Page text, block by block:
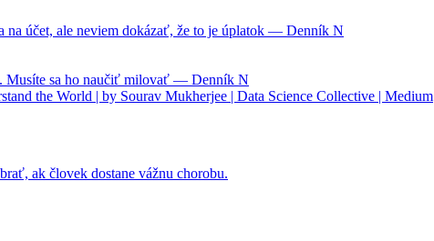
účet, ale neviem dokázať, že to je úplatok — Denník N
Musíte sa ho naučiť milovať — Denník N
the World | by Sourav Mukherjee | Data Science Collective | Medium
ak človek dostane vážnu chorobu.